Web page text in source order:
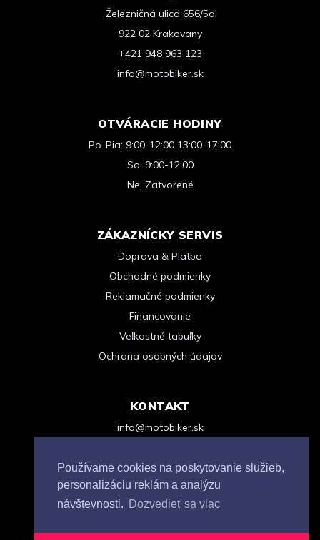
Používame cookies na poskytovanie služieb,
personalizáciu reklám a analýzu
návštevnosti. Dozvedieť sa viac
Železničná ulica 656/5a
922 02 Krakovany
+421 948 963 123
info@motobiker.sk
OTVÁRACIE HODINY
Po-Pia: 9:00-12:00 13:00-17:00
So: 9:00-12:00
Ne: Zatvorené
ZÁKAZNÍCKY SERVIS
Doprava & Platba
Obchodné podmienky
Reklamačné podmienky
Financovanie
Veľkostné tabuľky
Ochrana osobných údajov
KONTAKT
info@motobiker.sk
Kontaktný formulár